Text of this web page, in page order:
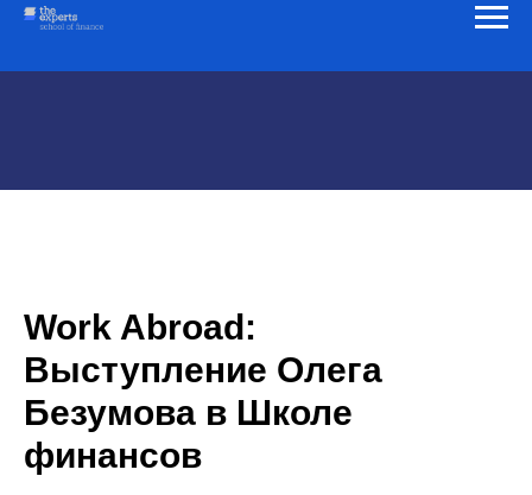
Work Abroad:
Выступление Олега
Безумова в Школе
финансов